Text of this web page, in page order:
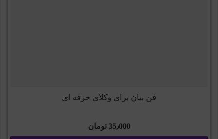
فن بیان برای وکلای حرفه ای
35٫000 تومان